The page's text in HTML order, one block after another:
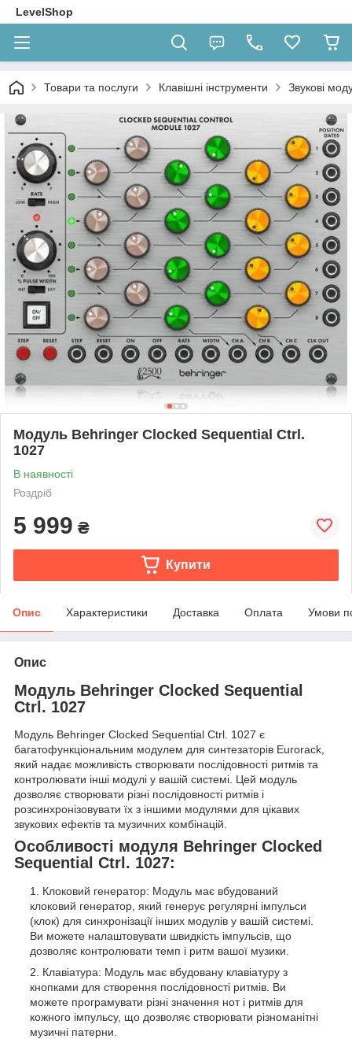
LevelShop
Товари та послуги Клавішні інструменти Звукові
Модуль Behringer Clocked Sequential Ctrl.
1027
В наявності
Роздріб
5 999 ₴
Купити
Опис Характеристики Доставка Оплата Умови
Опис
Модуль Behringer Clocked Sequential
Ctrl. 1027
Модуль Behringer Clocked Sequential Ctrl. 1027 є
багатофункціональним модулем для синтезаторів Eurorack,
який надає можливість створювати послідовності ритмів та
контролювати інші модулі у вашій системі. Цей модуль
дозволяє створювати різні послідовності ритмів і
розсинхронізовувати їх з іншими модулями для цікавих
звукових ефектів та музичних комбінацій.
Особливості модуля Behringer Clocked
Sequential Ctrl. 1027:
Клоковий генератор: Модуль має вбудований
клоковий генератор, який генерує регулярні імпульси
(клок) для синхронізації інших модулів у вашій системі.
Ви можете налаштовувати швидкість імпульсів, що
дозволяє контролювати темп і ритм вашої музики.
Клавіатура: Модуль має вбудовану клавіатуру з
кнопками для створення послідовності ритмів. Ви
можете програмувати різні значення нот і ритмів для
кожного імпульсу, що дозволяє створювати різноманітні
музичні патерни.